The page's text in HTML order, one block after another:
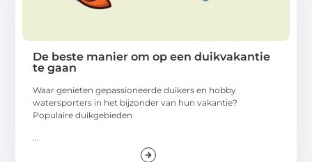
De beste manier om op een duikvakantie
te gaan
Waar genieten gepassioneerde duikers en hobby
watersporters in het bijzonder van hun vakantie?
Populaire duikgebieden
...